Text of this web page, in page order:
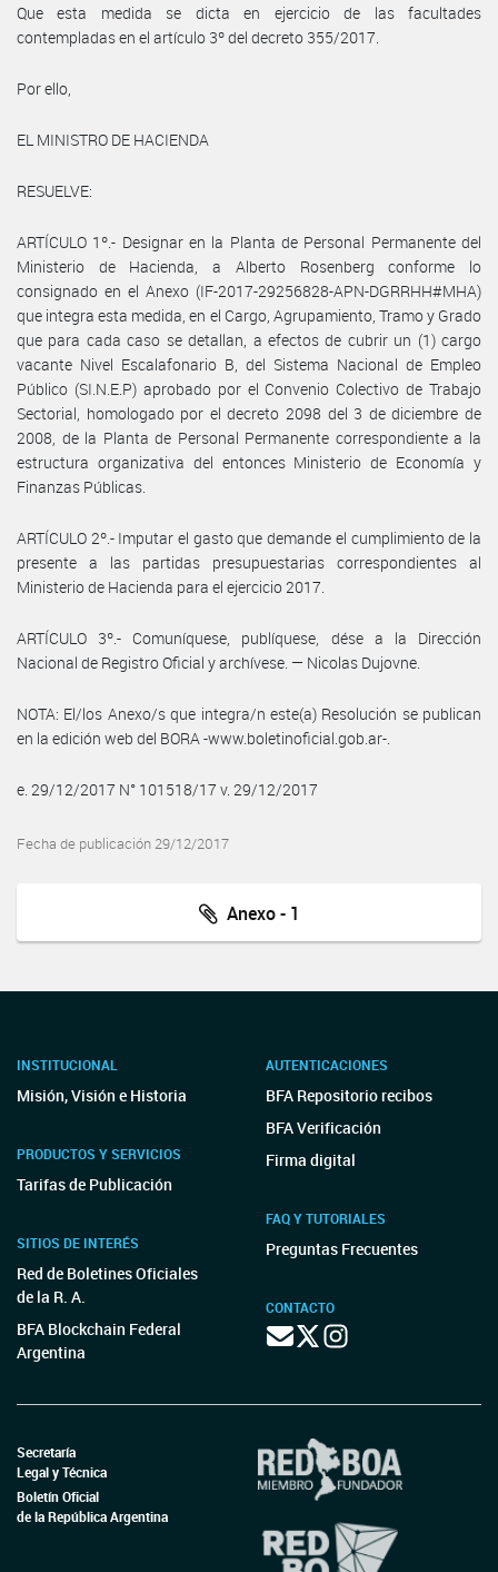
Que esta medida se dicta en ejercicio de las facultades
contempladas en el artículo 3º del decreto 355/2017.
Por ello,
EL MINISTRO DE HACIENDA
RESUELVE:
ARTÍCULO 1º.- Designar en la Planta de Personal Permanente del
Ministerio de Hacienda, a Alberto Rosenberg conforme lo
consignado en el Anexo (IF-2017-29256828-APN-DGRRHH#MHA)
que integra esta medida, en el Cargo, Agrupamiento, Tramo y Grado
que para cada caso se detallan, a efectos de cubrir un (1) cargo
vacante Nivel Escalafonario B, del Sistema Nacional de Empleo
Público (SI.N.E.P) aprobado por el Convenio Colectivo de Trabajo
Sectorial, homologado por el decreto 2098 del 3 de diciembre de
2008, de la Planta de Personal Permanente correspondiente a la
estructura organizativa del entonces Ministerio de Economía y
Finanzas Públicas.
ARTÍCULO 2º.- Imputar el gasto que demande el cumplimiento de la
presente a las partidas presupuestarias correspondientes al
Ministerio de Hacienda para el ejercicio 2017.
ARTÍCULO 3º.- Comuníquese, publíquese, dése a la Dirección
Nacional de Registro Oficial y archívese. — Nicolas Dujovne.
NOTA: El/los Anexo/s que integra/n este(a) Resolución se publican
en la edición web del BORA -www.boletinoficial.gob.ar-.
e. 29/12/2017 N° 101518/17 v. 29/12/2017
Fecha de publicación 29/12/2017
Anexo - 1
INSTITUCIONAL
Misión, Visión e Historia
PRODUCTOS Y SERVICIOS
Tarifas de Publicación
SITIOS DE INTERÉS
Red de Boletines Oficiales
de la R. A.
BFA Blockchain Federal
Argentina
AUTENTICACIONES
BFA Repositorio recibos
BFA Verificación
Firma digital
FAQ Y TUTORIALES
Preguntas Frecuentes
CONTACTO
Secretaría
Legal y Técnica
Boletín Oficial
de la República Argentina